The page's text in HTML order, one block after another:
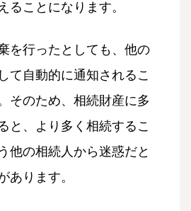
ることになります。
を行ったとしても、他の
て自動的に通知されるこ
そのため、相続財産に多
と、より多く相続するこ
他の相続人から迷惑だと
あります。